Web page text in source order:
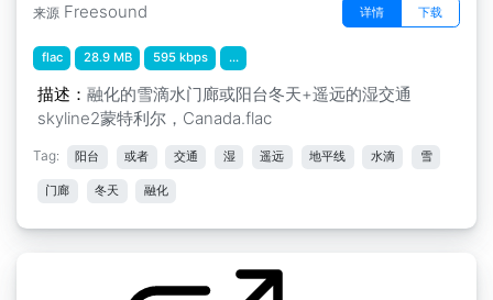
来源 Freesound 详情 下载
flac 28.9 MB 595 kbps ...
描述： 融化的雪滴水门廊或阳台冬天+遥远的湿交通
skyline2蒙特利尔，Canada.flac
Tag: 阳台 或者 交通 湿 遥远 地平线 水滴 雪
门廊 冬天 融化